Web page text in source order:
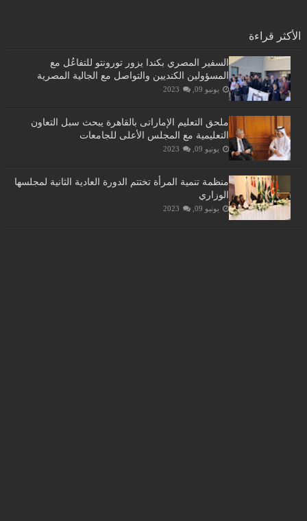
الأكثر قراءة
السفير المصري بكندا يزور تورونتو للتفاعُل مع
المسؤولين الكنديين والتواصل مع الجالية المصرية
يونيو 09, 2023
ملحق التعليم الإماراتى بالقاهرة يبحث سبل التعاون
التعليمية مع المجلس الأعلى للجامعات
يونيو 09, 2023
منظمة تنمية المرأة تختتم الدورة العادية الثانية لمجلسها
الوزاري
يونيو 09, 2023